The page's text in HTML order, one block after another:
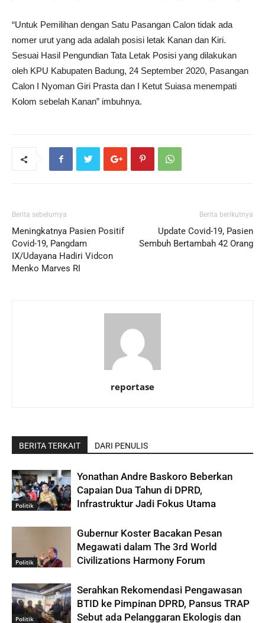
“Untuk Pemilihan dengan Satu Pasangan Calon tidak ada
nomer urut yang ada adalah posisi letak Kanan dan Kiri.
Sesuai Hasil Pengundian Tata Letak Posisi yang dilakukan
oleh KPU Kabupaten Badung, 24 September 2020, Pasangan
Calon I Nyoman Giri Prasta dan I Ketut Suiasa menempati
Kolom sebelah Kanan” imbuhnya.
Berita sebelumya
Meningkatnya Pasien Positif
Covid-19, Pangdam
IX/Udayana Hadiri Vidcon
Menko Marves RI
Berita berikutnya
Update Covid-19, Pasien
Sembuh Bertambah 42 Orang
reportase
BERITA TERKAIT DARI PENULIS
Politik
Yonathan Andre Baskoro Beberkan
Capaian Dua Tahun di DPRD,
Infrastruktur Jadi Fokus Utama
Politik
Gubernur Koster Bacakan Pesan
Megawati dalam The 3rd World
Civilizations Harmony Forum
Politik
Serahkan Rekomendasi Pengawasan
BTID ke Pimpinan DPRD, Pansus TRAP
Sebut ada Pelanggaran Ekologis dan